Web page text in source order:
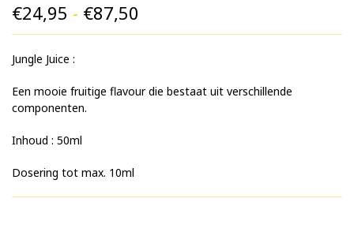
€24,95 - €87,50
€24,95
€87,50
Jungle Juice :
Een mooie fruitige flavour die bestaat uit verschillende
componenten.
Inhoud : 50ml
Dosering tot max. 10ml